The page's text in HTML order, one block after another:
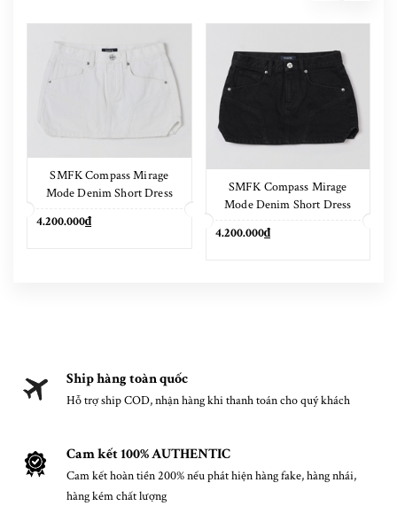
SMFK Compass Mirage
Mode Denim Short Dress
4.200.000₫
SMFK Compass Mirage
Mode Denim Short Dress
4.200.000₫
Ship hàng toàn quốc
Hỗ trợ ship COD, nhận hàng khi thanh toán cho quý khách
Cam kết 100% AUTHENTIC
Cam kết hoàn tiền 200% nếu phát hiện hàng fake, hàng nhái,
hàng kém chất lượng